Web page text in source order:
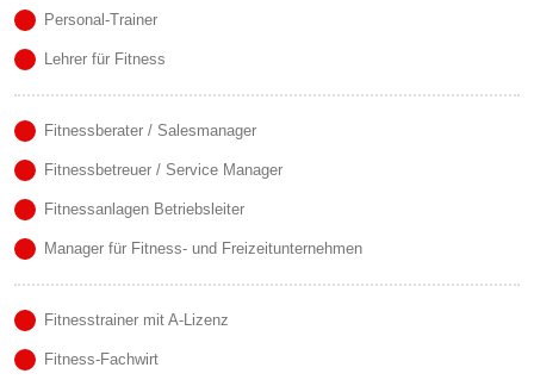
Personal-Trainer
Lehrer für Fitness
Fitnessberater / Salesmanager
Fitnessbetreuer / Service Manager
Fitnessanlagen Betriebsleiter
Manager für Fitness- und Freizeitunternehmen
Fitnesstrainer mit A-Lizenz
Fitness-Fachwirt